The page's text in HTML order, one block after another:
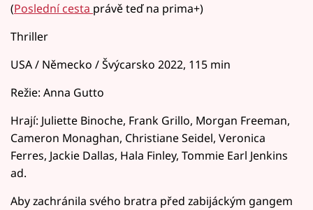
(Poslední cesta právě teď na prima+)
Thriller
USA / Německo / Švýcarsko 2022, 115 min
Režie: Anna Gutto
Hrají: Juliette Binoche, Frank Grillo, Morgan Freeman,
Cameron Monaghan, Christiane Seidel, Veronica
Ferres, Jackie Dallas, Hala Finley, Tommie Earl Jenkins
ad.
Aby zachránila svého bratra před zabijáckým gangem